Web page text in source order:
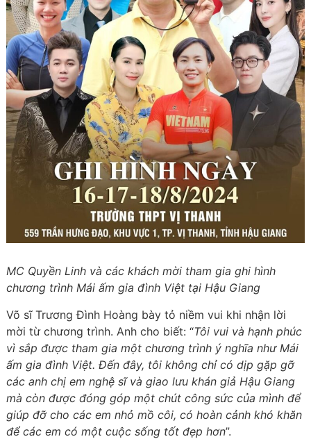
MC Quyền Linh và các khách mời tham gia ghi hình
chương trình Mái ấm gia đình Việt tại Hậu Giang
Võ sĩ Trương Đình Hoàng bày tỏ niềm vui khi nhận lời
mời từ chương trình. Anh cho biết: “Tôi vui và hạnh phúc
vì sắp được tham gia một chương trình ý nghĩa như Mái
ấm gia đình Việt. Đến đây, tôi không chỉ có dịp gặp gỡ
các anh chị em nghệ sĩ và giao lưu khán giả Hậu Giang
mà còn được đóng góp một chút công sức của mình để
giúp đỡ cho các em nhỏ mồ côi, có hoàn cảnh khó khăn
để các em có một cuộc sống tốt đẹp hơn”.